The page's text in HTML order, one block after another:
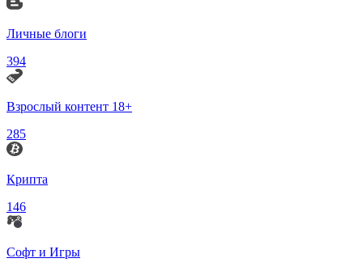
Личные блоги
394
Взрослый контент 18+
285
Крипта
146
Софт и Игры